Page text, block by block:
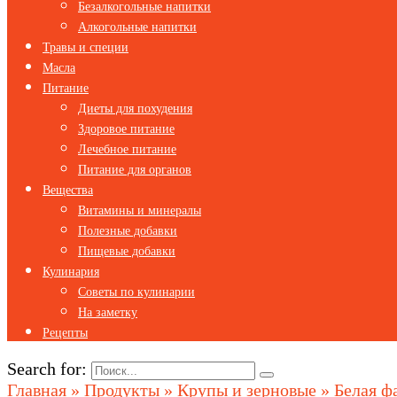
Безалкогольные напитки
Алкогольные напитки
Травы и специи
Масла
Питание
Диеты для похудения
Здоровое питание
Лечебное питание
Питание для органов
Вещества
Витамины и минералы
Полезные добавки
Пищевые добавки
Кулинария
Советы по кулинарии
На заметку
Рецепты
Search for:
Главная » Продукты » Крупы и зерновые » Белая